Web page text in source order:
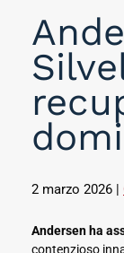
2 marzo 2026 |
Andersen ha
contenzioso